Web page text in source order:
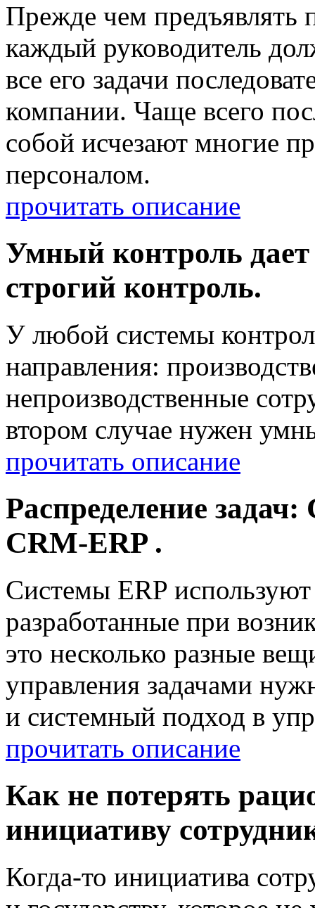
Прежде чем предъявлять
каждый руководитель
все его задачи
компании. Чаще всего
собой исчезают многие
персоналом.
прочитать описание
Умный контроль
строгий контроль.
У любой системы
направления:
непроизводственные
втором случае нужен
прочитать описание
Распределение
CRM-ERP .
Системы ERP
разработанные при
это несколько разные
управления задачами
и системный подход в
прочитать описание
Как не потерять
инициативу
Когда-то инициатива